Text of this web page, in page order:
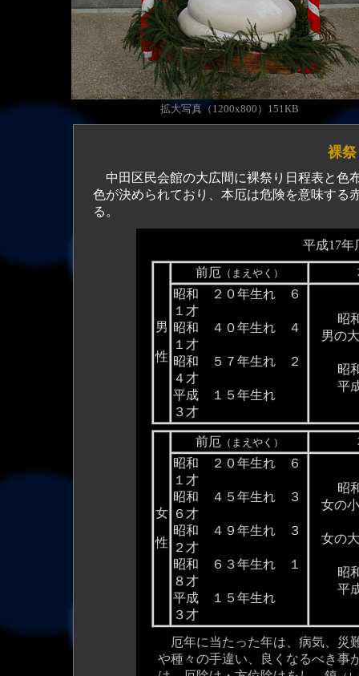
拡大写真（1200x800）151KB
裸
中田区民会館の大広間に裸祭り日程表と色
色が決められており、本厄は危険を意味する
る。
平成17年
男
性
前厄 （まえやく）
昭和 ２０年生れ ６
１才
昭和 ４０年生れ ４
１才
昭和 ５７年生れ ２
４才
平成 １５年生れ
３才
昭
男の
昭
平
女
性
前厄 （まえやく）
昭和 ２０年生れ ６
１才
昭和 ４５年生れ ３
６才
昭和 ４９年生れ ３
２才
昭和 ６３年生れ １
８才
平成 １５年生れ
３才
昭
女の
女の
昭
平
厄年に当たった年は、病気、災
や種々の手違い、良くなるべき事